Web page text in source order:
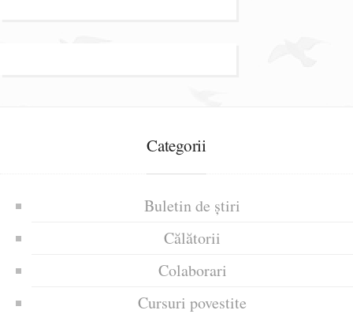
Categorii
Buletin de știri
Călătorii
Colaborari
Cursuri povestite